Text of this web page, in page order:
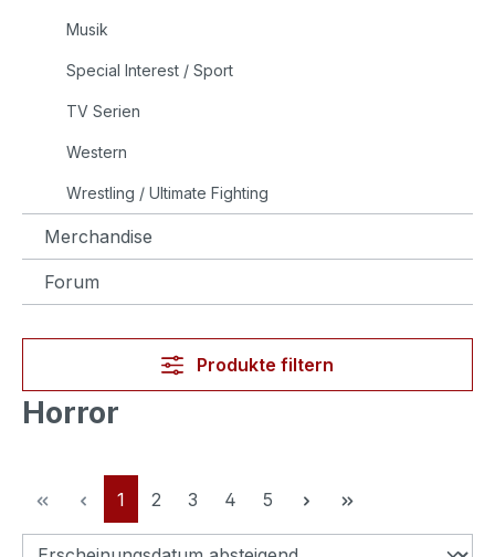
Musik
Special Interest / Sport
TV Serien
Western
Wrestling / Ultimate Fighting
Merchandise
Forum
Produkte filtern
Horror
Seite
1 Seite
2 Seite
3 Seite
4 Seite
5